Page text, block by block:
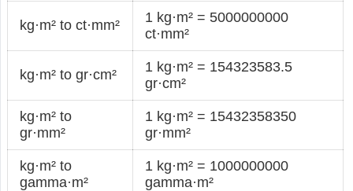
kg·m² to ct·mm²
1 kg·m² = 5000000000
ct·mm²
kg·m² to gr·cm²
1 kg·m² = 154323583.5
gr·cm²
kg·m² to
gr·mm²
1 kg·m² = 15432358350
gr·mm²
kg·m² to
gamma·m²
1 kg·m² = 1000000000
gamma·m²